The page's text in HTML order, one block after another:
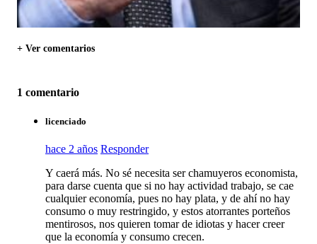
+ Ver comentarios
1 comentario
licenciado
hace 2 años Responder
Y caerá más. No sé necesita ser chamuyeros economista,
para darse cuenta que si no hay actividad trabajo, se cae
cualquier economía, pues no hay plata, y de ahí no hay
consumo o muy restringido, y estos atorrantes porteños
mentirosos, nos quieren tomar de idiotas y hacer creer
que la economía y consumo crecen.